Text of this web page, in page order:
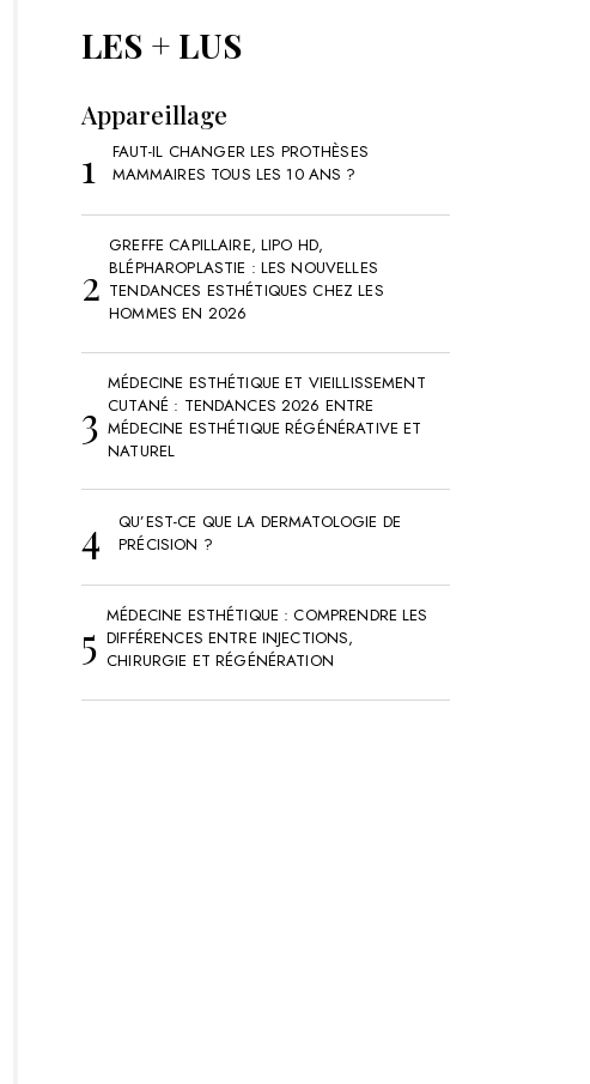
LES + LUS
Appareillage
FAUT-IL CHANGER LES PROTHÈSES
MAMMAIRES TOUS LES 10 ANS ?
GREFFE CAPILLAIRE, LIPO HD,
BLÉPHAROPLASTIE : LES NOUVELLES
TENDANCES ESTHÉTIQUES CHEZ LES
HOMMES EN 2026
MÉDECINE ESTHÉTIQUE ET VIEILLISSEMENT
CUTANÉ : TENDANCES 2026 ENTRE
MÉDECINE ESTHÉTIQUE RÉGÉNÉRATIVE ET
NATUREL
QU’EST-CE QUE LA DERMATOLOGIE DE
PRÉCISION ?
MÉDECINE ESTHÉTIQUE : COMPRENDRE LES
DIFFÉRENCES ENTRE INJECTIONS,
CHIRURGIE ET RÉGÉNÉRATION